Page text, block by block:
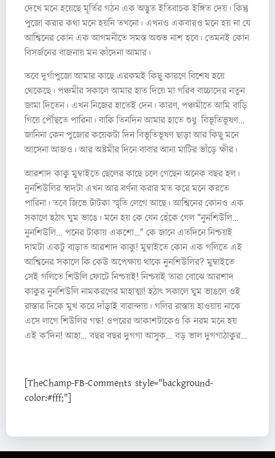
দেখে মনে হয়েছে মূর্তির গঠন এক অদ্ভুত ইতিবাচক ইঙ্গিত দেয়। কিন্তু
পুজো করার কথা মনে হয়নি তখনো। এখনও একবারও মনে হয় না যে
আশ্বিনের কোন এক আগমনীতে সমস্ত অশুভ নাশ হবে। তেমনই কোন
বিসর্জনের বাজনায় মন কাঁদেনা আমার।
তবে দুর্গাপুজো আমার কাছে এরকমই কিছু কারণে বিশেষ হয়ে
থেকেছে। পঞ্চমীর সকালে আমার হাত দিয়ে মা গরিব বাচ্চাদের নতুন
জামা দিতেন। এখন নিজের হাতেই দেন। কারণ, পঞ্চমীতে আমি বাড়ি
গিয়ে পৌঁছতে পারিনা। বাকি তিনদিন আমার হাতে শুধু বিভূতিভূষণ…
জানিনা কেন পুজোর কয়েকটা দিন বিভূতিভূষণ ছাড়া আর কিছু মনে
আসেনা আজও। আর অষ্টমীর দিনে বাবার আনা মাটির ভাঁড়ে ক্ষীর।
আরশাদ কাকু মুম্বাইতে ছেলের কাছে চলে গেছেন অনেক বছর হল।
নুনশিউলির স্বাদটা এখন আর বর্ণনা করার মত করে মনে করতে
পারিনা। তবে জিভে টাটকা স্মৃতি লেগে আছে। আশ্বিনের কোনও এক
সকালে হঠাৎ ঘুম ভাঙে। মনে হয় কে যেন হেঁকে গেল “নুনশিউলি…
নুনশিউলি… পনের টাকায় একশো…” কে জানে এতদিনে নিশ্চয়ই
দামটা একটু বাড়াত আরশাদ কাকু! মুম্বাইতে কোন এক গলিতে এই
আশ্বিনের সকালে কি কেউ অপেক্ষায় থাকে নুনশিউলির? মুম্বাইতে
সেই গলিতে শিউলি ফোটে নিশ্চয়ই! নিশ্চয়ই তারা বোঝে আরশাদ
কাকুর নুনশিউলি নামকরণের মাহাত্ম্য! হঠাৎ সকালে ঘুম ভাঙলে ওই
রাস্তার দিকে মুখ করে দাঁড়াই বারান্দায়। গলির রাস্তায় হাওয়ায় নাকে
এসে লাগে শিউলির গন্ধ! ওপরের আকাশটাকেও কি নরম মনে হয়
এই ক’দিন! আহা… বছর বছর দুগগা আসুক… বড় ভাল দুগগাঠাকুর…
[TheChamp-FB-Comments style="background-
color:#fff;"]